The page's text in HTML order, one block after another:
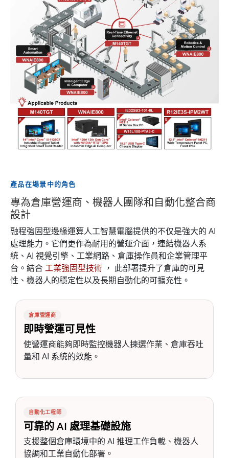
產品在場景中的角色
專為倉庫營運商、機器人團隊和自動化整合商
設計
融程強固型邊緣運算人工智慧電腦提供的不仅是強大的 AI
處理能力。它們更作為耐用的營運介面，連結機器人系
統、AI 視覺引擎、工業網路、倉庫操作員和企業管理平
台。結合工業強固型技術 ， 此部署提升了倉庫的可見
性、機器人的穩定性以及長期自動化的可擴充性。
倉庫營運商
即時營運可見性
使營運商能夠即時監控機器人揀選作業、倉庫吞吐
量和 AI 系統的效能。
自動化工程師
可靠的 AI 處理基礎設施
支援整個倉庫環境中的 AI 推理工作負載、機器人
協調和工業自動化部署。